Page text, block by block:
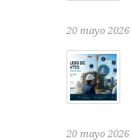
20 mayo 2026
20 mayo 2026